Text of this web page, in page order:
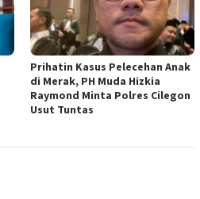
Prihatin Kasus Pelecehan Anak
di Merak, PH Muda Hizkia
Raymond Minta Polres Cilegon
Usut Tuntas